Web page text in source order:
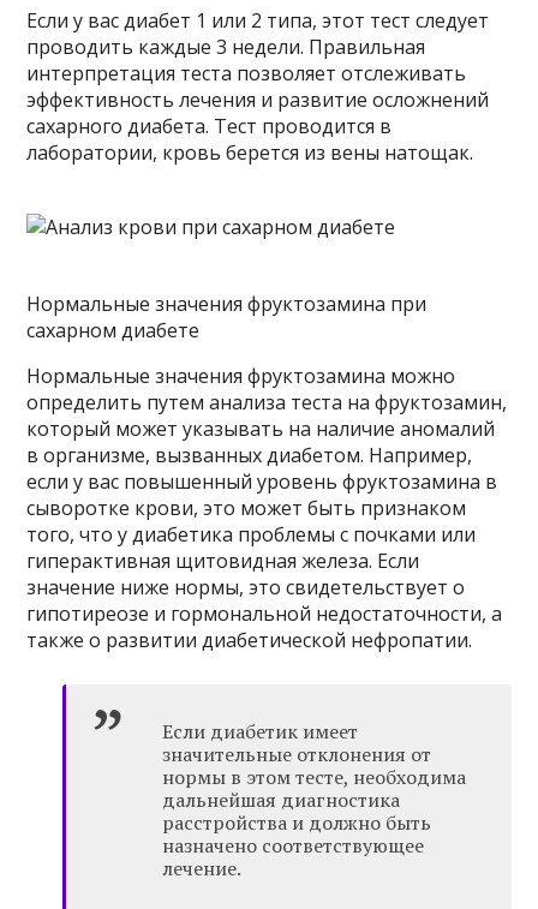
Если у вас диабет 1 или 2 типа, этот тест следует
проводить каждые 3 недели. Правильная
интерпретация теста позволяет отслеживать
эффективность лечения и развитие осложнений
сахарного диабета. Тест проводится в
лаборатории, кровь берется из вены натощак.
Нормальные значения фруктозамина при
сахарном диабете
Нормальные значения фруктозамина можно
определить путем анализа теста на фруктозамин,
который может указывать на наличие аномалий
в организме, вызванных диабетом. Например,
если у вас повышенный уровень фруктозамина в
сыворотке крови, это может быть признаком
того, что у диабетика проблемы с почками или
гиперактивная щитовидная железа. Если
значение ниже нормы, это свидетельствует о
гипотиреозе и гормональной недостаточности, а
также о развитии диабетической нефропатии.
Если диабетик имеет
значительные отклонения от
нормы в этом тесте, необходима
дальнейшая диагностика
расстройства и должно быть
назначено соответствующее
лечение.